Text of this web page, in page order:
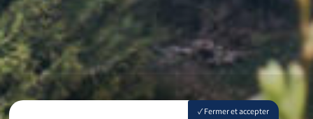
Fermer et accepter